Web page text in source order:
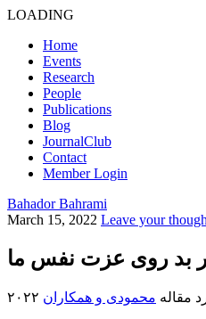
LOADING
Home
Events
Research
People
Publications
Blog
JournalClub
Contact
Member Login
Bahador Bahrami
March 15, 2022 Leave your
بد روی عزت نفس ما
مقاله محمودی و همکاران